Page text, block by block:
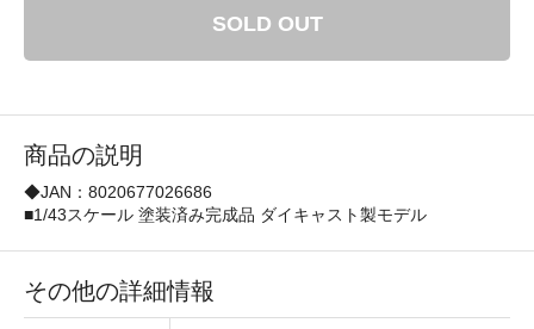
SOLD OUT
商品の説明
◆JAN：8020677026686
■1/43スケール 塗装済み完成品 ダイキャスト製モデル
その他の詳細情報